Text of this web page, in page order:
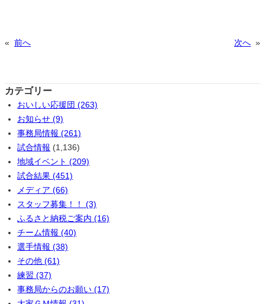
« 前へ 次へ »
カテゴリー
おいしい応援団 (263)
お知らせ (9)
事務局情報 (261)
試合情報 (1,136)
地域イベント (209)
試合結果 (451)
メディア (66)
スタッフ募集！！ (3)
ふるさと納税ご案内 (16)
チーム情報 (40)
選手情報 (38)
その他 (61)
練習 (37)
事務局からのお願い (17)